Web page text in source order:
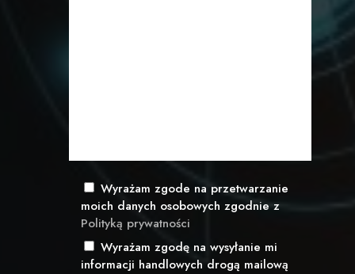
Wyrażam zgode na przetwarzanie
moich danych osobowych zgodnie z
Polityką prywatności
Wyrażam zgodę na wysyłanie mi
informacji handlowych drogą mailową